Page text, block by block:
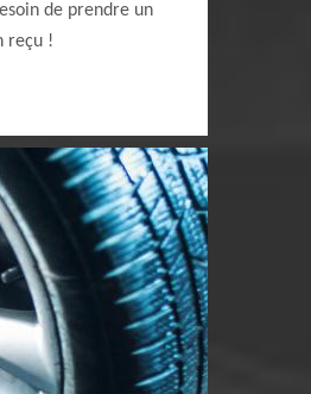
de prendre un
reçu !